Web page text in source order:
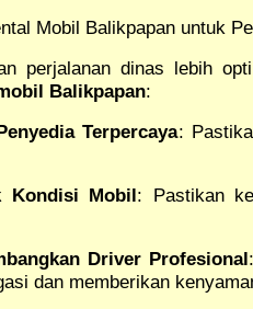
Mobil Balikpapan untuk
perjalanan dinas lebih
Balikpapan:
Terpercaya:
Kondisi Mobil: Pastikan
Driver Profesional
dan memberikan